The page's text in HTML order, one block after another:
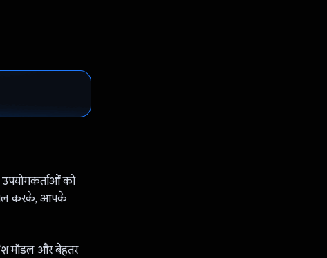
को
करके, आपके
मॉडल और बेहतर